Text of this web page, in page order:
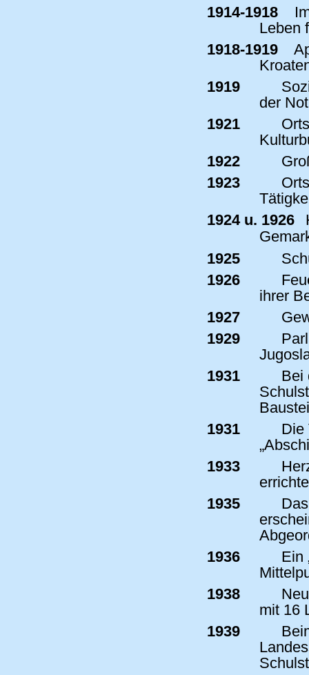
1914-1918
Leben
1918-1919
1919
der
1921
1922
1923
1924 u. 1926
1925
1926
ihrer
1927
1929
1931
Bei
1931
Die
1933
1935
1936
Ein
1938
mit 16
1939